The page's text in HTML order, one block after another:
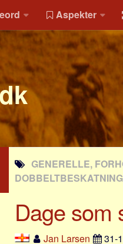
Aspekter
GENERELLE,
Dage som
Jan Larsen 31-